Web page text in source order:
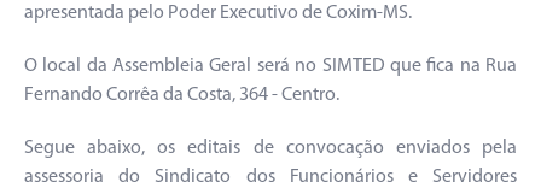
apresentada pelo Poder Executivo de Coxim-MS.
O local da Assembleia Geral será no SIMTED que fica na Rua
Fernando Corrêa da Costa, 364 - Centro.
Segue abaixo, os editais de convocação enviados pela
assessoria do Sindicato dos Funcionários e Servidores